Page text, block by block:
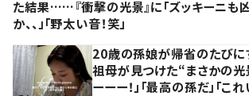
た結果……『衝撃の光景』に「ズッキーニも
か、、」「野太い音！笑」
20歳の孫娘が帰省のたびに
祖母が見つけた“まさかの
ーーー！」「最高の孫だ」「こ